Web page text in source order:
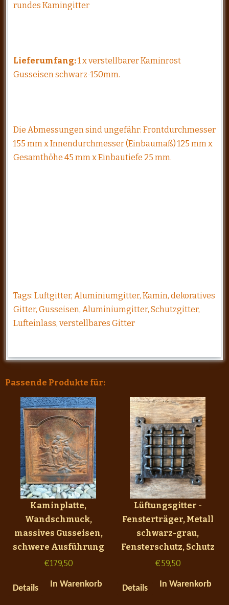
rundes Kamingitter
Lieferumfang:1 x verstellbarer Kaminrost
Gusseisen schwarz-150mm.
Die Abmessungen sind ungefähr: Frontdurchmesser
155 mm x Innendurchmesser (Einbaumaß) 125 mm x
Gesamthöhe 45 mm x Einbautiefe 25 mm.
Tags: Luftgitter, Aluminiumgitter, Kamin, dekoratives
Gitter, Gusseisen, Aluminiumgitter, Schutzgitter,
Lufteinlass, verstellbares Gitter
Passende Produkte für:
Kaminplatte,
Wandschmuck,
massives Gusseisen,
schwere Ausführung
€179,50
Details In Warenkorb
Lüftungsgitter -
Fensterträger, Metall
schwarz-grau,
Fensterschutz, Schutz
€59,50
Details In Warenkorb